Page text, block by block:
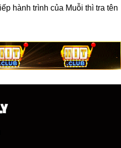
hành trình của Muỗi thì tra tên